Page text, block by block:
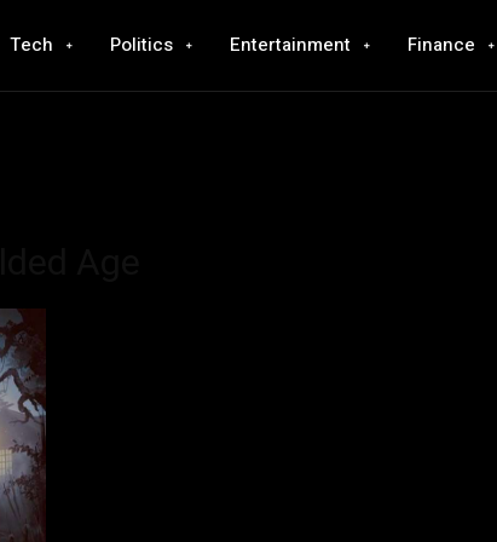
Tech Politics Entertainment Finance